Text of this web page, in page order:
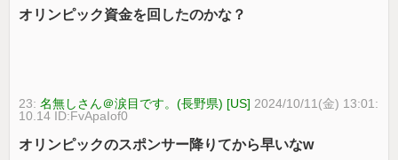
オリンピック資金を回したのかな？
23:名無しさん＠涙目です。(長野県) [US] 2024/10/11(金) 13:01:
10.14 ID:FvApaIof0
オリンピックのスポンサー降りてから早いなw